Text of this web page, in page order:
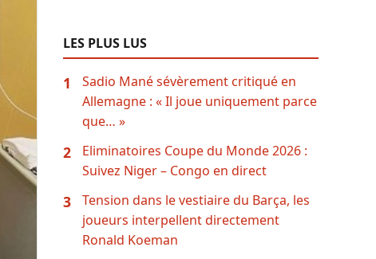
LES PLUS LUS
1
Sadio Mané sévèrement critiqué en
Allemagne : « Il joue uniquement parce
que… »
2
Eliminatoires Coupe du Monde 2026 :
Suivez Niger – Congo en direct
3
Tension dans le vestiaire du Barça, les
joueurs interpellent directement
Ronald Koeman